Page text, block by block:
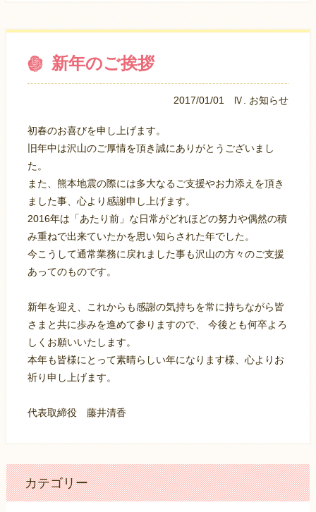
新年のご挨拶
2017/01/01 Ⅳ. お知らせ
初春のお喜びを申し上げます。
旧年中は沢山のご厚情を頂き誠にありがとうございまし
た。
また、熊本地震の際には多大なるご支援やお力添えを頂き
ました事、心より感謝申し上げます。
2016年は「あたり前」な日常がどれほどの努力や偶然の積
み重ねで出来ていたかを思い知らされた年でした。
今こうして通常業務に戻れました事も沢山の方々のご支援
あってのものです。
新年を迎え、これからも感謝の気持ちを常に持ちながら皆
さまと共に歩みを進めて参りますので、 今後とも何卒よろ
しくお願いいたします。
本年も皆様にとって素晴らしい年になります様、心よりお
祈り申し上げます。
代表取締役 藤井清香
カテゴリー